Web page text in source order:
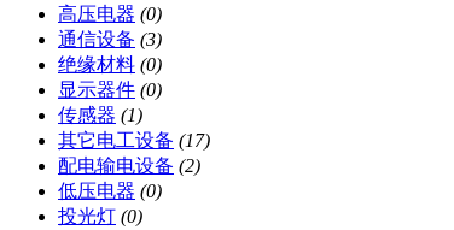
高压电器 (0)
通信设备 (3)
绝缘材料 (0)
显示器件 (0)
传感器 (1)
其它电工设备 (17)
配电输电设备 (2)
低压电器 (0)
投光灯 (0)